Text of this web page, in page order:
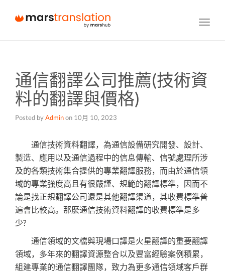
通信翻譯公司推薦(技術資
料的翻譯與價格)
Posted byAdminon 10月 10, 2023
通信技術資料翻譯，為通信設備研究開發、設計、
製造、應用以及通信過程中的信息傳輸、信號處理所涉
及的各類技術集合提供的專業翻譯服務，而由於通信領
域的專業強度高且有很嚴謹、規範的翻譯標準，因而不
論是找正規翻譯公司還是其他翻譯渠道，其收費標準普
遍會比較高。那麽通信技術資料翻譯的收費標準是多
少?
通信領域的文檔與現場口譯是火星翻譯的重要翻譯
領域，多年來的翻譯資源整合以及豐富經驗案例積累，
組建專業的通信翻譯團隊，致力為更多通信領域客戶群